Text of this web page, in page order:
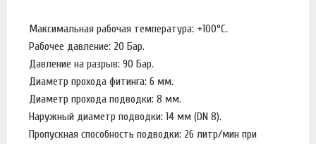
Максимальная рабочая температура: +100°C.
Рабочее давление: 20 Бар.
Давление на разрыв: 90 Бар.
Диаметр прохода фитинга: 6 мм.
Диаметр прохода подводки: 8 мм.
Наружный диаметр подводки: 14 мм (DN 8).
Пропускная способность подводки: 26 литр/мин при